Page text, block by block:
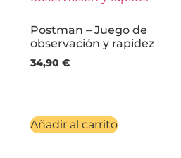
Postman – Juego de
observación y rapidez
34,90 €
Añadir al carrito